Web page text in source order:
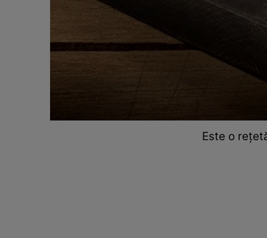
Este o